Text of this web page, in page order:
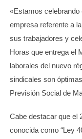
«Estamos celebrando
empresa referente a
sus trabajadores y
Horas que entrega el
laborales del nuevo
sindicales son
Previsión Social de
Cabe destacar que el
conocida como “Ley